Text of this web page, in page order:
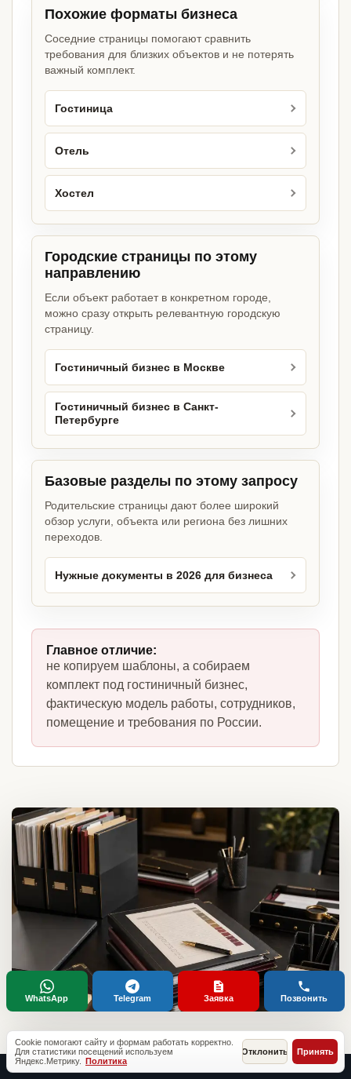
Похожие форматы бизнеса
Соседние страницы помогают сравнить
требования для близких объектов и не потерять
важный комплект.
Гостиница
Отель
Хостел
Городские страницы по этому
направлению
Если объект работает в конкретном городе,
можно сразу открыть релевантную городскую
страницу.
Гостиничный бизнес в Москве
Гостиничный бизнес в Санкт-
Петербурге
Базовые разделы по этому запросу
Родительские страницы дают более широкий
обзор услуги, объекта или региона без лишних
переходов.
Нужные документы в 2026 для бизнеса
Главное отличие:
не копируем шаблоны, а собираем
комплект под гостиничный бизнес,
фактическую модель работы, сотрудников,
помещение и требования по России.
Cookie помогают сайту и формам работать корректно.
Для статистики посещений используем
Яндекс.Метрику. Политика
Отклонить Принять
WhatsApp Telegram Заявка Позвонить